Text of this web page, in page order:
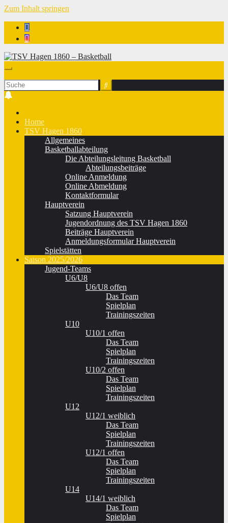
Zum Inhalt springen
Home
TSV Hagen 1860
Allgemeines
Basketballabteilung
Die Abteilungsleitung Basketball
Abteilungsbeiträge
Online Anmeldung
Online Abmeldung
Kontaktformular
Hauptverein
Satzung Hauptverein
Jugendordnung des TSV Hagen 1860
Beiträge Hauptverein
Anmeldungsformular Hauptverein
Spielstätten
Saison 2025/2026
Jugend-Teams
U6/U8
U6/U8 offen
Das Team
Spielplan
Trainingszeiten
U10
U10/1 offen
Das Team
Spielplan
Trainingszeiten
U10/2 offen
Das Team
Spielplan
Trainingszeiten
U12
U12/1 weiblich
Das Team
Spielplan
Trainingszeiten
U12/1 offen
Das Team
Spielplan
Trainingszeiten
U14
U14/1 weiblich
Das Team
Spielplan